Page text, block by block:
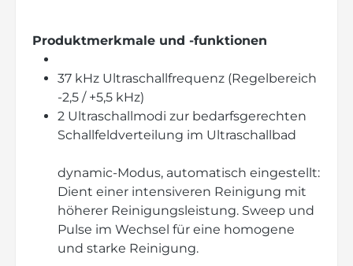
Produktmerkmale und -funktionen
37 kHz Ultraschallfrequenz (Regelbereich
-2,5 / +5,5 kHz)
2 Ultraschallmodi zur bedarfsgerechten
Schallfeldverteilung im Ultraschallbad
dynamic-Modus, automatisch eingestellt:
Dient einer intensiveren Reinigung mit
höherer Reinigungsleistung. Sweep und
Pulse im Wechsel für eine homogene
und starke Reinigung.